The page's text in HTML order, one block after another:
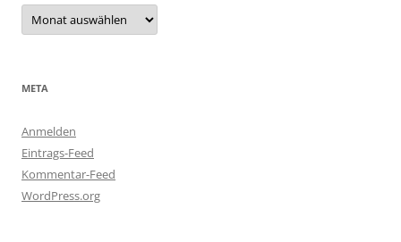
Archiv
META
Anmelden
Eintrags-Feed
Kommentar-Feed
WordPress.org